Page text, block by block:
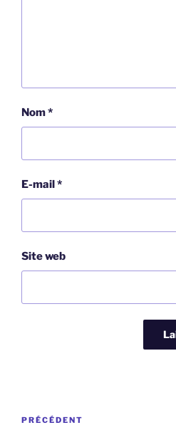
Nom*
E-mail*
Site web
Navigation
Article
PRÉCÉDENT